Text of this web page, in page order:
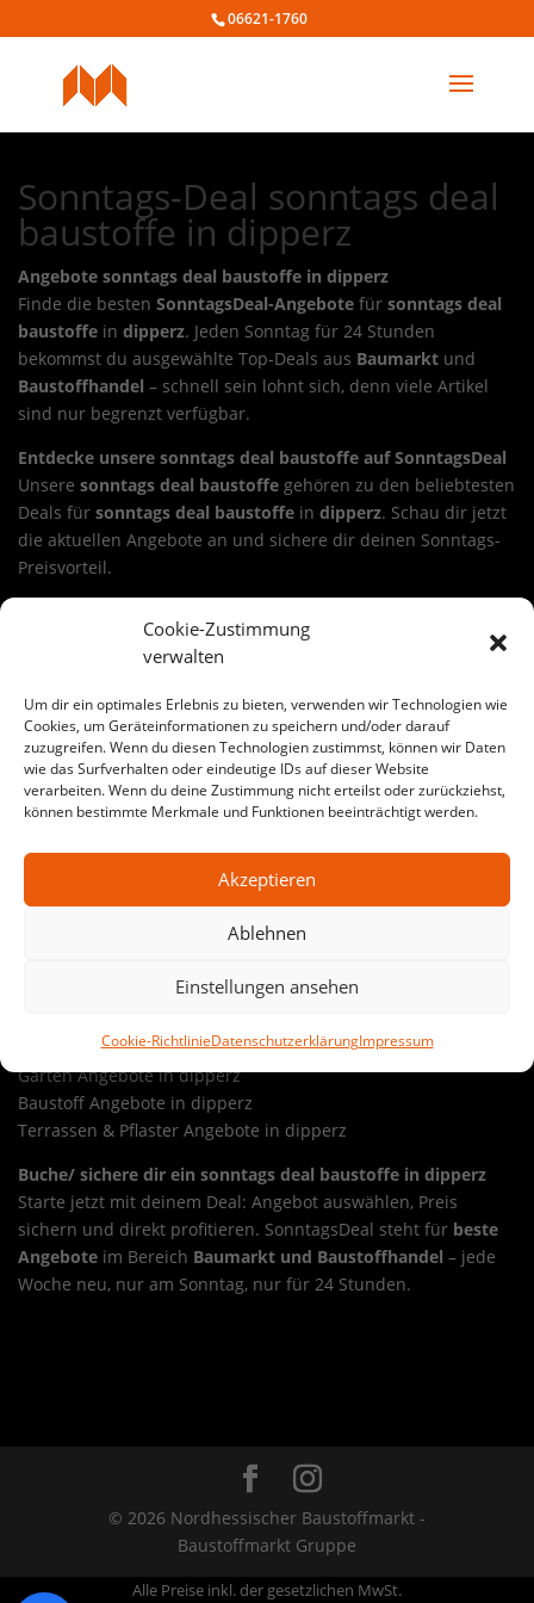
Cookie-Zustimmung
verwalten
Um dir ein optimales Erlebnis zu bieten, verwenden wir Technologien wie
Cookies, um Geräteinformationen zu speichern und/oder darauf
zuzugreifen. Wenn du diesen Technologien zustimmst, können wir Daten
wie das Surfverhalten oder eindeutige IDs auf dieser Website
verarbeiten. Wenn du deine Zustimmung nicht erteilst oder zurückziehst,
können bestimmte Merkmale und Funktionen beeinträchtigt werden.
Akzeptieren
Ablehnen
Einstellungen ansehen
Cookie-RichtlinieDatenschutzerklärungImpressum
06621-1760
Sonntags-Deal sonntags deal
baustoffe in dipperz
Angebote sonntags deal baustoffe in dipperz
Finde die besten SonntagsDeal-Angebote für sonntags deal
baustoffe in dipperz. Jeden Sonntag für 24 Stunden
bekommst du ausgewählte Top-Deals aus Baumarkt und
Baustoffhandel – schnell sein lohnt sich, denn viele Artikel
sind nur begrenzt verfügbar.
Entdecke unsere sonntags deal baustoffe auf SonntagsDeal
Unsere sonntags deal baustoffe gehören zu den beliebtesten
Deals für sonntags deal baustoffe in dipperz. Schau dir jetzt
die aktuellen Angebote an und sichere dir deinen Sonntags-
Preisvorteil.
baustoffe in dipperz
Wähle deinen Deal, lege ihn in den Warenkorb und nutze die
24-Stunden-Aktion. Viele Angebote sind ideal für
Renovierung, Haus & Garten, Werkstatt oder Baustelle.
sonntags deal baustoffekann dabei je nach Warengruppe
variieren – von Werkzeug bis Baustoffe.
dipperz
Auf SonntagsDeal findest du jede Woche wechselnde
sonntags deal baustoffe
starke Preise, klare Auswahl und echte Sonntags-
Werkzeug Angebote in dipperz
Garten Angebote in dipperz
Baustoff Angebote in dipperz
Terrassen & Pflaster Angebote in dipperz
Buche/ sichere dir ein sonntags deal baustoffe in dipperz
Starte jetzt mit deinem Deal: Angebot auswählen, Preis
sichern und direkt profitieren. SonntagsDeal steht für beste
Angebote im Bereich Baumarkt und Baustoffhandel – jede
Woche neu, nur am Sonntag, nur für 24 Stunden.
© 2026 Nordhessischer Baustoffmarkt -
Baustoffmarkt Gruppe
Alle Preise inkl. der gesetzlichen MwSt.